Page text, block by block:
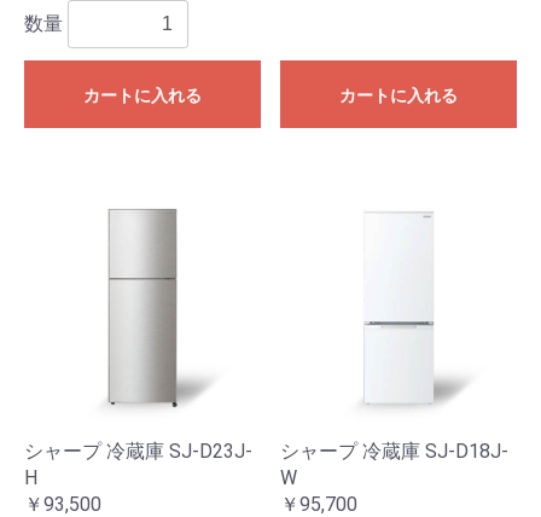
数量
カートに入れる カートに入れる
シャープ 冷蔵庫 SJ-D23J-
H
￥93,500
シャープ 冷蔵庫 SJ-D18J-
W
￥95,700